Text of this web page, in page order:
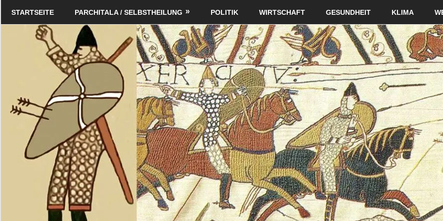
Schildverlag
STARTSEITE PARCHITALA / SELBSTHEILUNG POLITIK WIRTSCHAFT GESUNDHEIT KLIMA